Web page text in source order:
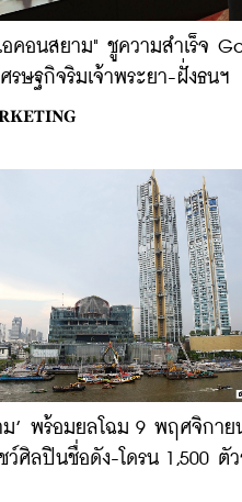
คอนสยาม" ชูความสำเร็จ
รษฐกิจริมเจ้าพระยา-ฝั่งธนฯ
ม’ พร้อมยลโฉม 9 พฤศจิกา
ว์ศิลปินชื่อดัง-โดรน 1,500 ตัว